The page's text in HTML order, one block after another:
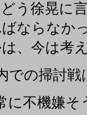
う徐晃に
ならなか
、今は考
での掃討戦
に不機嫌